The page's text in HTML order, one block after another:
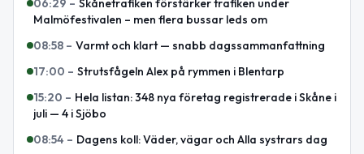
06:29 – Skånetrafiken förstärker trafiken under
Malmöfestivalen – men flera bussar leds om
08:58 – Varmt och klart — snabb dagssammanfattning
17:00 – Strutsfågeln Alex på rymmen i Blentarp
15:20 – Hela listan: 348 nya företag registrerade i Skåne i
juli — 4 i Sjöbo
08:54 – Dagens koll: Väder, vägar och Alla systrars dag